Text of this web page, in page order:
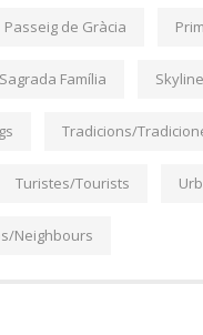
Passeig de Gràcia
Sagrada Família Skyline
Tradicions/
Turistes/Tourists
Neighbours